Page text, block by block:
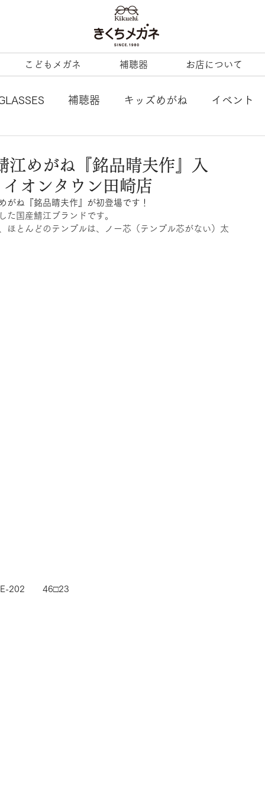
こどもメガネ 補聴器 お店について
補聴器 キッズめがね イベント
LineArt COACH
江めがね『銘品晴夫作』入
ンタウン田崎店
ね『銘品晴夫作』が初登場です！
た国産鯖江ブランドです。
ほとんどのテンプルは、ノー芯（テンプル芯がない）太
202　　46□23